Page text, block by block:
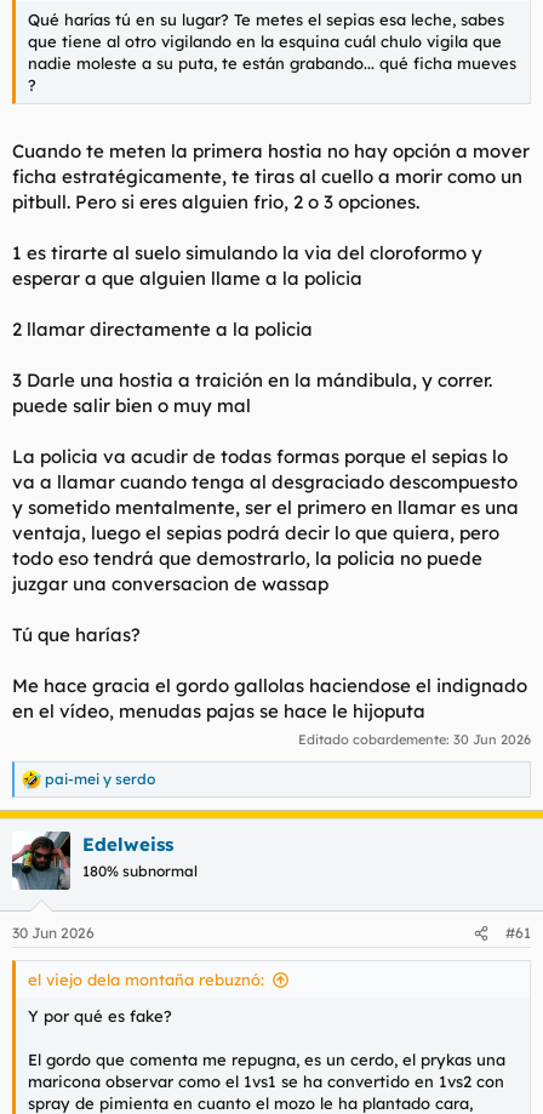
Qué harías tú en su lugar? Te metes el sepias esa leche, sabes
que tiene al otro vigilando en la esquina cuál chulo vigila que
nadie moleste a su puta, te están grabando... qué ficha mueves
?
Cuando te meten la primera hostia no hay opción a mover
ficha estratégicamente, te tiras al cuello a morir como un
pitbull. Pero si eres alguien frio, 2 o 3 opciones.
1 es tirarte al suelo simulando la via del cloroformo y
esperar a que alguien llame a la policia
2 llamar directamente a la policia
3 Darle una hostia a traición en la mándibula, y correr.
puede salir bien o muy mal
La policia va acudir de todas formas porque el sepias lo
va a llamar cuando tenga al desgraciado descompuesto
y sometido mentalmente, ser el primero en llamar es una
ventaja, luego el sepias podrá decir lo que quiera, pero
todo eso tendrá que demostrarlo, la policia no puede
juzgar una conversacion de wassap
Tú que harías?
Me hace gracia el gordo gallolas haciendose el indignado
en el vídeo, menudas pajas se hace le hijoputa
Editado cobardemente: 30 Jun 2026
R
e
a
c
c
i
e
s
pai-mei y serdo
Edelweiss
180% subnormal
30 Jun 2026 #61
el viejo dela montaña rebuznó:
Y por qué es fake?
El gordo que comenta me repugna, es un cerdo, el prykas una
maricona observar como el 1vs1 se ha convertido en 1vs2 con
spray de pimienta en cuanto el mozo le ha plantado cara,